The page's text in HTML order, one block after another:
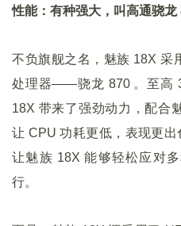
性能：有种强大，叫高通骁龙
不负旗舰之名，魅族 18X 采
处理器——骁龙 870 。至高
18X 带来了强劲动力，配合
让 CPU 功耗更低，表现更
让魅族 18X 能够轻松应对
行。